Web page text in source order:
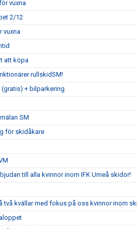
vuxna
2/12
vuxna
att köpa
rullskidSM!
+ bilparkering
SM
för skidåkare
till alla kvinnor inom IFK Umeå skidor!
två kvällar med fokus på oss kvinnor inom